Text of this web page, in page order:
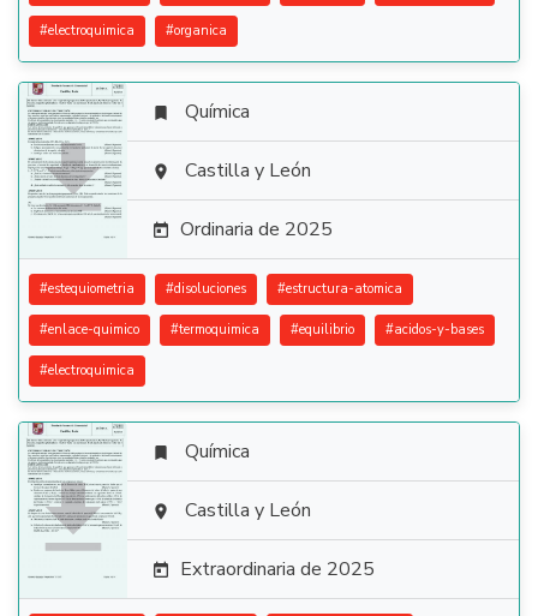
#electroquimica #organica

 Química
 Castilla y León
 Ordinaria de 2025
#estequiometria #disoluciones #estructura-atomica
#enlace-quimico #termoquimica #equilibrio #acidos-y-bases
#electroquimica

 Química
 Castilla y León
 Extraordinaria de 2025